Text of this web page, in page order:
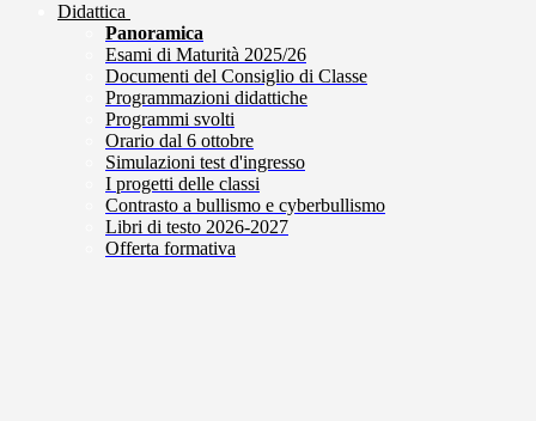
Didattica
Panoramica
Esami di Maturità 2025/26
Documenti del Consiglio di Classe
Programmazioni didattiche
Programmi svolti
Orario dal 6 ottobre
Simulazioni test d'ingresso
I progetti delle classi
Contrasto a bullismo e cyberbullismo
Libri di testo 2026-2027
Offerta formativa